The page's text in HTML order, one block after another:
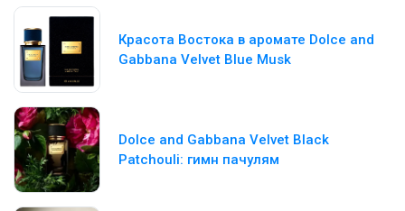
Красота Востока в аромате Dolce and
Gabbana Velvet Blue Musk
Dolce and Gabbana Velvet Black
Patchouli: гимн пачулям